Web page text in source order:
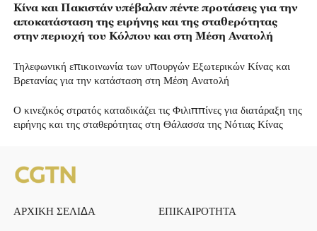
Κίνα και Πακιστάν υπέβαλαν πέντε προτάσεις για την
αποκατάσταση της ειρήνης και της σταθερότητας
στην περιοχή του Κόλπου και στη Μέση Ανατολή
Τηλεφωνική επικοινωνία των υπουργών Εξωτερικών Κίνας και
Βρετανίας για την κατάσταση στη Μέση Ανατολή
Ο κινεζικός στρατός καταδικάζει τις Φιλιππίνες για διατάραξη της
ειρήνης και της σταθερότητας στη Θάλασσα της Νότιας Κίνας
ΑΡΧΙΚΗ ΣΕΛΙΔΑ
ΕΠΙΚΑΙΡΟΤΗΤΑ